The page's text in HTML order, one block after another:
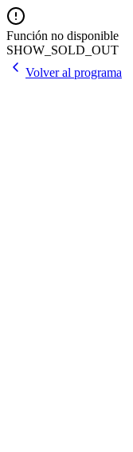
Función no disponible
SHOW_SOLD_OUT
Volver al programa